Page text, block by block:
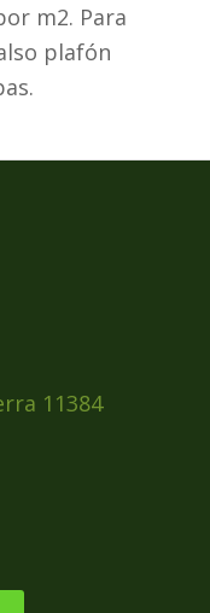
m2. Para
plafón
11384